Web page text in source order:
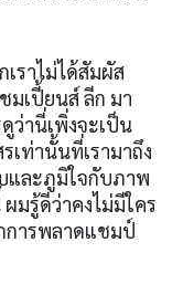
เราไม่ได้สัมผัส
มเปี้ยนส์ ลีก มา
ว่านี่เพิ่งจะเป็น
เท่านั้นที่เรามาถึง
และภูมิใจกับภาพ
มรู้ดีว่าคงไม่มีใคร
การพลาดแชมป์